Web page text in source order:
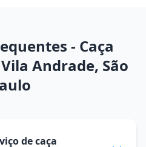
- Caça
Andrade, São
de caça